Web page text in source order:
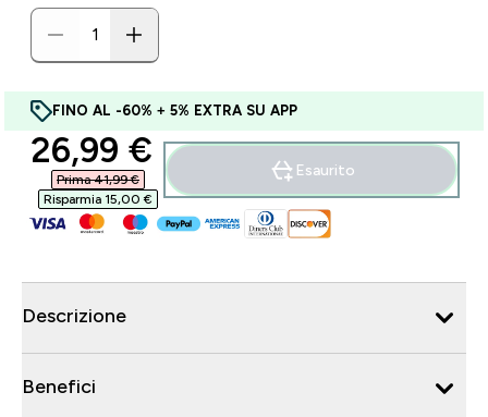
FINO AL -60% + 5% EXTRA SU APP
discounted price
26,99 €‎
Prima 41,99 €‎
Risparmia 15,00 €‎
Esaurito
Descrizione
Benefici